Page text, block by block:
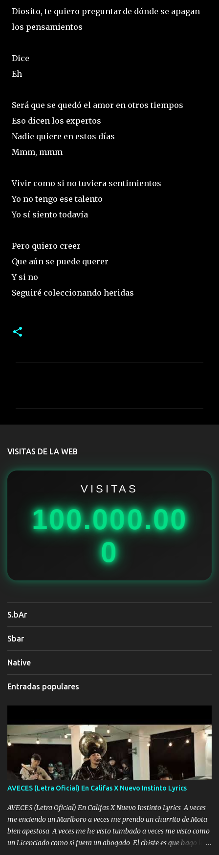
Diosito, te quiero preguntar de dónde se apagan
los pensamientos
Dice
Eh
Será que se quedó el amor en otros tiempos
Eso dicen los expertos
Nadie quiere en estos días
Mmm, mmm
Vivir como si no tuviera sentimientos
Yo no tengo ese talento
Yo sí siento todavía
Pero quiero creer
Que aún se puede querer
Y si no
Seguiré coleccionando heridas
t
VISITAS DE LA WEB
VISITAS
100.000.00
0
S.bAr
Sbar
Native
Entradas populares
AVECES (Letra Oficial) En Califas X Nuevo Instinto Lyrics
AVECES (Letra Oficial) En Califas X Nuevo Instinto Lyrics A veces
me enciendo un Marlboro a veces me prendo un churrito de Mota
bien apestosa A veces me he visto tumbado a veces me visto como
un Licenciado como si fuera un abogado El chiste es que hago lo